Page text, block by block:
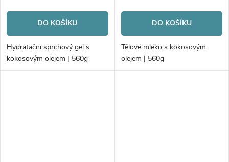
DO KOŠÍKU
Hydratační sprchový gel s
kokosovým olejem | 560g
DO KOŠÍKU
Tělové mléko s kokosovým
olejem | 560g